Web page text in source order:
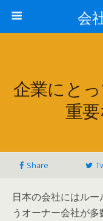
会
企業にと
重
Share
日本の会社にはル
うオーナー会社が多